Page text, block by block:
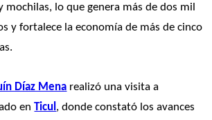
mochilas, lo que genera más de dos mil
y fortalece la economía de más de cinco
Díaz Mena realizó una visita a
en Ticul , donde constató los avances